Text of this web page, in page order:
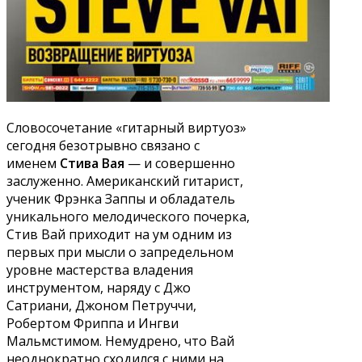
Словосочетание «гитарный виртуоз»
сегодня безотрывно связано с
именем Стива Вая — и совершенно
заслуженно. Американский гитарист,
ученик Фрэнка Заппы и обладатель
уникального мелодического почерка,
Стив Вай приходит на ум одним из
первых при мысли о запредельном
уровне мастерства владения
инструментом, наряду с Джо
Сатриани, Джоном Петруччи,
Робертом Фриппа и Ингви
Мальмстимом. Немудрено, что Вай